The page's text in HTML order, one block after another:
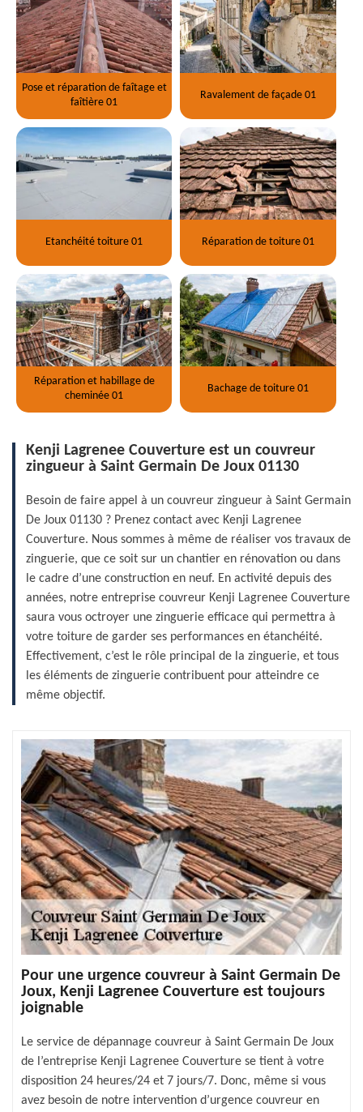
Pose et réparation de faîtage et
faîtière 01
Ravalement de façade 01
Etanchéité toiture 01 Réparation de toiture 01
Réparation et habillage de
cheminée 01
Bachage de toiture 01
Kenji Lagrenee Couverture est un couvreur
zingueur à Saint Germain De Joux 01130
Besoin de faire appel à un couvreur zingueur à Saint Germain
De Joux 01130 ? Prenez contact avec Kenji Lagrenee
Couverture. Nous sommes à même de réaliser vos travaux de
zinguerie, que ce soit sur un chantier en rénovation ou dans
le cadre d’une construction en neuf. En activité depuis des
années, notre entreprise couvreur Kenji Lagrenee Couverture
saura vous octroyer une zinguerie efficace qui permettra à
votre toiture de garder ses performances en étanchéité.
Effectivement, c’est le rôle principal de la zinguerie, et tous
les éléments de zinguerie contribuent pour atteindre ce
même objectif.
Pour une urgence couvreur à Saint Germain De
Joux, Kenji Lagrenee Couverture est toujours
joignable
Le service de dépannage couvreur à Saint Germain De Joux
de l’entreprise Kenji Lagrenee Couverture se tient à votre
disposition 24 heures/24 et 7 jours/7. Donc, même si vous
avez besoin de notre intervention d’urgence couvreur en